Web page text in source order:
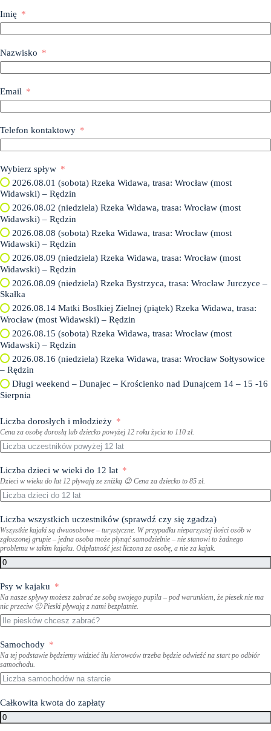
Imię
Nazwisko
Email
Telefon kontaktowy
Wybierz spływ
2026.08.01 (sobota) Rzeka Widawa, trasa: Wrocław (most
Widawski) – Rędzin
2026.08.02 (niedziela) Rzeka Widawa, trasa: Wrocław (most
Widawski) – Rędzin
2026.08.08 (sobota) Rzeka Widawa, trasa: Wrocław (most
Widawski) – Rędzin
2026.08.09 (niedziela) Rzeka Widawa, trasa: Wrocław (most
Widawski) – Rędzin
2026.08.09 (niedziela) Rzeka Bystrzyca, trasa: Wrocław Jurczyce –
Skałka
2026.08.14 Matki Boslkiej Zielnej (piątek) Rzeka Widawa, trasa:
Wrocław (most Widawski) – Rędzin
2026.08.15 (sobota) Rzeka Widawa, trasa: Wrocław (most
Widawski) – Rędzin
2026.08.16 (niedziela) Rzeka Widawa, trasa: Wrocław Sołtysowice
– Rędzin
Długi weekend – Dunajec – Krościenko nad Dunajcem 14 – 15 -16
Sierpnia
Liczba dorosłych i młodzieży
Cena za osobę dorosłą lub dziecko powyżej 12 roku życia to 110 zł.
Liczba dzieci w wieki do 12 lat
Dzieci w wieku do lat 12 pływają ze zniżką 😉 Cena za dziecko to 85 zł.
Liczba wszystkich uczestników (sprawdź czy się zgadza)
Wszystkie kajaki są dwuosobowe – turystyczne. W przypadku nieparzystej ilości osób w
zgłoszonej grupie – jedna osoba może płynąć samodzielnie – nie stanowi to żadnego
problemu w takim kajaku. Odpłatność jest liczona za osobę, a nie za kajak.
Psy w kajaku
Na nasze spływy możesz zabrać ze sobą swojego pupila – pod warunkiem, że piesek nie ma
nic przeciw 🙂 Pieski pływają z nami bezpłatnie.
Samochody
Na tej podstawie będziemy widzieć ilu kierowców trzeba będzie odwieźć na start po odbiór
samochodu.
Całkowita kwota do zapłaty